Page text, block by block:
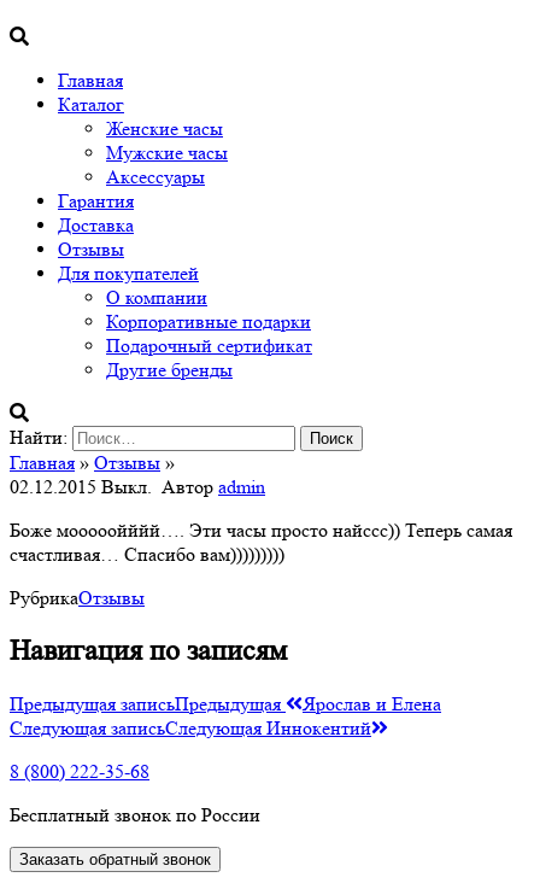
Главная
Каталог
Женские часы
Мужские часы
Аксессуары
Гарантия
Доставка
Отзывы
Для покупателей
О компании
Корпоративные подарки
Подарочный сертификат
Другие бренды
Найти:
Главная » Отзывы »
02.12.2015 Выкл. Автор admin
Боже мооооойййй…. Эти чаcы просто найссс)) Теперь самая
счастливая… Спасибо вам)))))))))
РубрикаОтзывы
Навигация по записям
Предыдущая записьПредыдущая
Ярослав и Елена
Следующая записьСледующая Иннокентий
8 (800) 222-35-68
Бесплатный звонок по России
Заказать обратный звонок